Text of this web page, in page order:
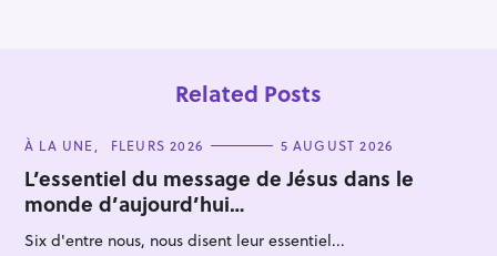
Related Posts
C
T
E
G
O
R
I
À LA UNE FLEURS 2026 5 AUGUST 2026
L’essentiel du message de Jésus dans le
monde d’aujourd’hui…
Six d'entre nous, nous disent leur essentiel...